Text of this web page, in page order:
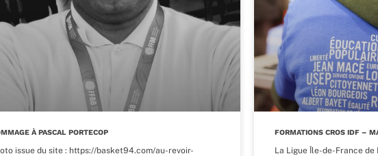
À PASCAL PORTECOP
issue du site : https://basket94.com/au-revoir-
FORMATIONS CROS IDF –
La Ligue Île-de-France